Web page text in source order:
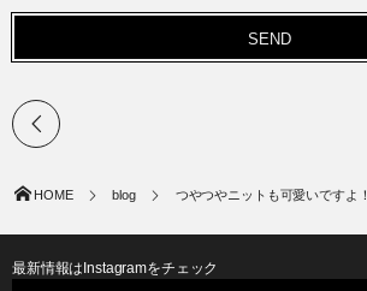
HOME blog つやつやニットも可愛いですよ！
最新情報はInstagramをチェック